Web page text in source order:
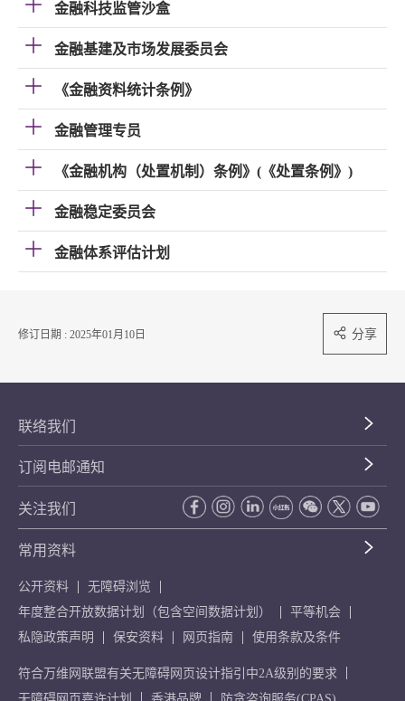
金融科技监管沙盒
金融基建及市场发展委员会
《金融资料统计条例》
金融管理专员
《金融机构（处置机制）条例》(《处置条例》)
金融稳定委员会
金融体系评估计划
修订日期 : 2025年01月10日 分享
联络我们
订阅电邮通知
关注我们
常用资料
公开资料
无障碍浏览
年度整合开放数据计划（包含空间数据计划）
平等机会
私隐政策声明
保安资料 网页指南 使用条款及条件
符合万维网联盟有关无障碍网页设计指引中2A级别的要求